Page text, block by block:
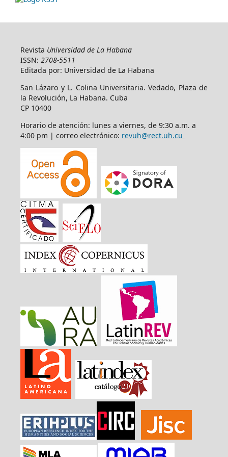
Revista Universidad de La Habana
ISSN: 2708-5511
Editada por: Universidad de La Habana
San Lázaro y L. Colina Universitaria. Vedado, Plaza de
la Revolución, La Habana. Cuba
CP 10400
Horario de atención: lunes a viernes, de 9:30 a.m. a
4:00 pm | correo electrónico: revuh@rect.uh.cu